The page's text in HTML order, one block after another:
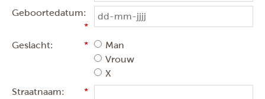
Geboortedatum:
Geslacht:
Man
Vrouw
X
Straatnaam: